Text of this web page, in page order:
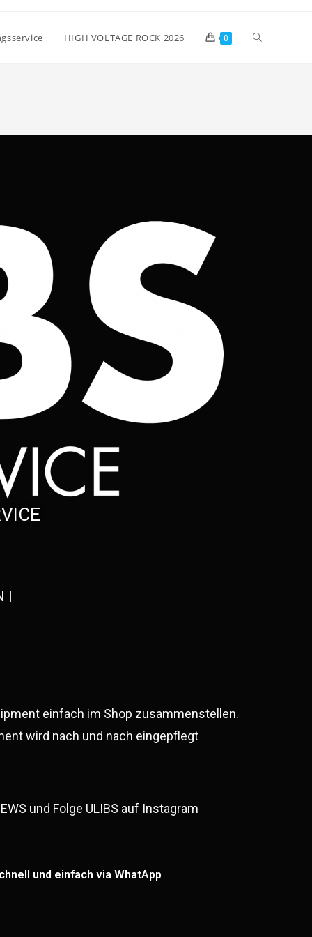
HIGH VOLTAGE ROCK 2026 0
|
einfach im Shop zusammenstellen.
wird nach und nach eingepflegt
und Folge ULIBS auf Instagram
und einfach via WhatApp